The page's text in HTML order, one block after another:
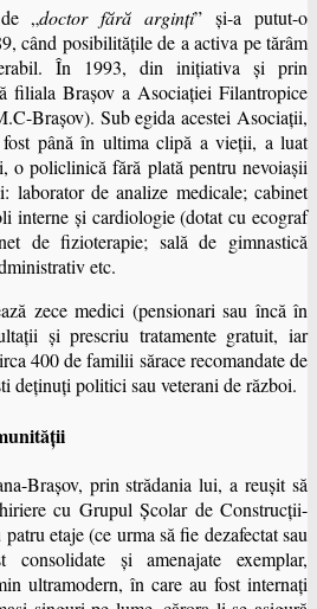
„doctor fără arginţi” şi-a putut-o
când posibilităţile de a activa pe tărâm
În 1993, din iniţiativa şi prin
filiala Braşov a Asociaţiei Filantropice
Braşov). Sub egida acestei Asociaţii,
până în ultima clipă a vieţii, a luat
o policlinică fără plată pentru nevoiaşii
laborator de analize medicale; cabinet
interne şi cardiologie (dotat cu ecograf
de fizioterapie; sală de gimnastică
etc.
zece medici (pensionari sau încă în
şi prescriu tratamente gratuit, iar
400 de familii sărace recomandate de
deţinuţi politici sau veterani de război.
Braşov, prin strădania lui, a reuşit să
cu Grupul Şcolar de Construcţii-
etaje (ce urma să fie dezafectat sau
şi amenajate exemplar,
ultramodern, în care au fost internaţi